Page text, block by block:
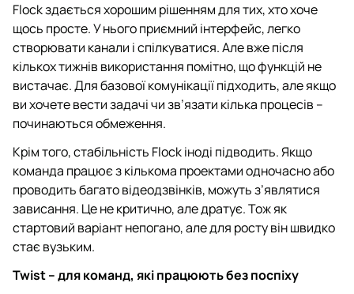
Flock здається хорошим рішенням для тих, хто хоче
щось просте. У нього приємний інтерфейс, легко
створювати канали і спілкуватися. Але вже після
кількох тижнів використання помітно, що функцій не
вистачає. Для базової комунікації підходить, але якщо
ви хочете вести задачі чи зв’язати кілька процесів –
починаються обмеження.
Крім того, стабільність Flock іноді підводить. Якщо
команда працює з кількома проектами одночасно або
проводить багато відеодзвінків, можуть з’являтися
зависання. Це не критично, але дратує. Тож як
стартовий варіант непогано, але для росту він швидко
стає вузьким.
Twist – для команд, які працюють без поспіху